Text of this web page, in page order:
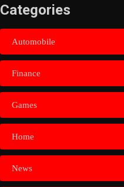
Categories
Automobile
Finance
Games
Home
News